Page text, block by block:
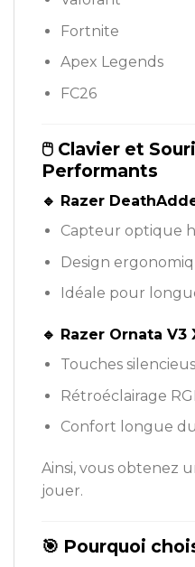
Fortnite
Apex Legends
FC26
🖱️ Clavier et
Performants
🔹 Razer
Capteur optique
Design
Idéale pour
🔹 Razer Ornata V3
Touches
Rétroéclairage
Confort longue
Ainsi, vous obtenez
jouer.
🎯 Pourquoi